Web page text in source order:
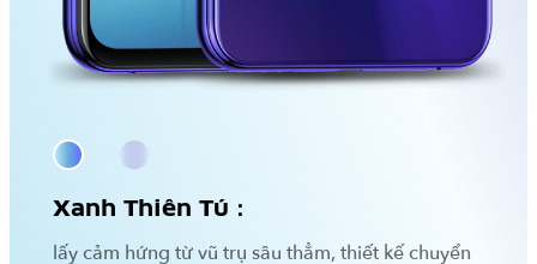
Xanh Thiên Tú：
lấy cảm hứng từ vũ trụ sâu thẳm, thiết kế chuyển